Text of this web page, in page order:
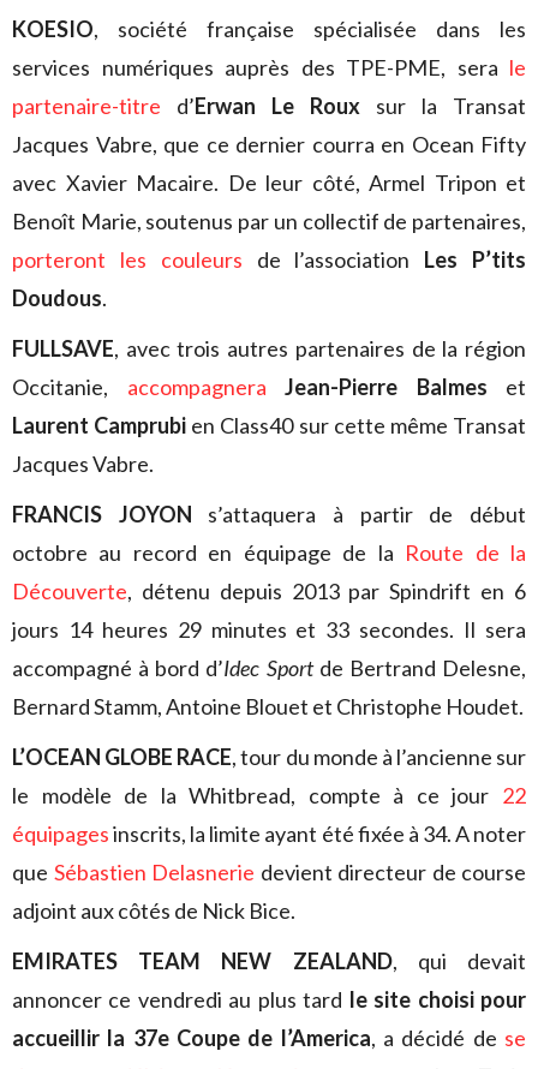
KOESIO, société française spécialisée dans les
services numériques auprès des TPE-PME, sera le
partenaire-titre d’Erwan Le Roux sur la Transat
Jacques Vabre, que ce dernier courra en Ocean Fifty
avec Xavier Macaire. De leur côté, Armel Tripon et
Benoît Marie, soutenus par un collectif de partenaires,
porteront les couleurs de l’association Les P’tits
Doudous.
FULLSAVE, avec trois autres partenaires de la région
Occitanie, accompagnera Jean-Pierre Balmes et
Laurent Camprubi en Class40 sur cette même Transat
Jacques Vabre.
FRANCIS JOYON s’attaquera à partir de début
octobre au record en équipage de la Route de la
Découverte, détenu depuis 2013 par Spindrift en 6
jours 14 heures 29 minutes et 33 secondes. Il sera
accompagné à bord d’Idec Sportde Bertrand Delesne,
Bernard Stamm, Antoine Blouet et Christophe Houdet.
L’OCEAN GLOBE RACE, tour du monde à l’ancienne sur
le modèle de la Whitbread, compte à ce jour 22
équipagesinscrits, la limite ayant été fixée à 34. A noter
que Sébastien Delasnerie devient directeur de course
adjoint aux côtés de Nick Bice.
EMIRATES TEAM NEW ZEALAND, qui devait
annoncer ce vendredi au plus tard le site choisi pour
accueillir la 37e Coupe de l’America, a décidé de se